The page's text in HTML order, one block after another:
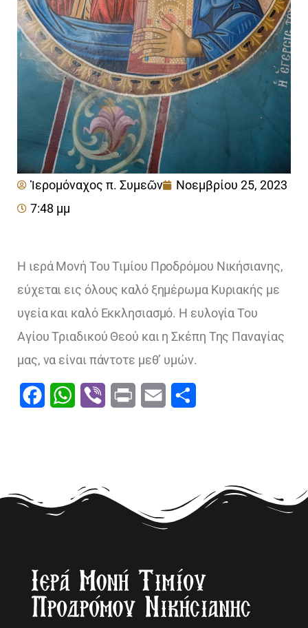
Ἱερομόναχος π. Συμεῶν
Νοεμβρίου 25, 2023
7:48 μμ
Η ιερά Μονή Του Τιμίου Προδρόμου Νικήσιανης,
εύχεται εις όλους καλό ξημέρωμα Κυριακής με
υγεία και καλό Εκκλησιασμό. Η ευλογία Του
Αγίου Τριαδικού Θεού και η Σκέπη Της Παναγίας
μας, να είναι πάντοτε μεθ’ υμών.
FacebookWhatsApp
Viber Print Email